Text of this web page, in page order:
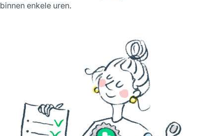
binnen enkele uren.